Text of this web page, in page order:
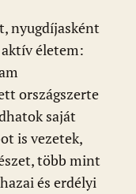
nyugdíjasként
életem:
országszerte
saját
is vezetek,
több mint
és erdélyi